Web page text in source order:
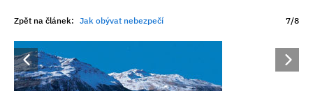
Zpět na článek: Jak obývat nebezpečí 7/8